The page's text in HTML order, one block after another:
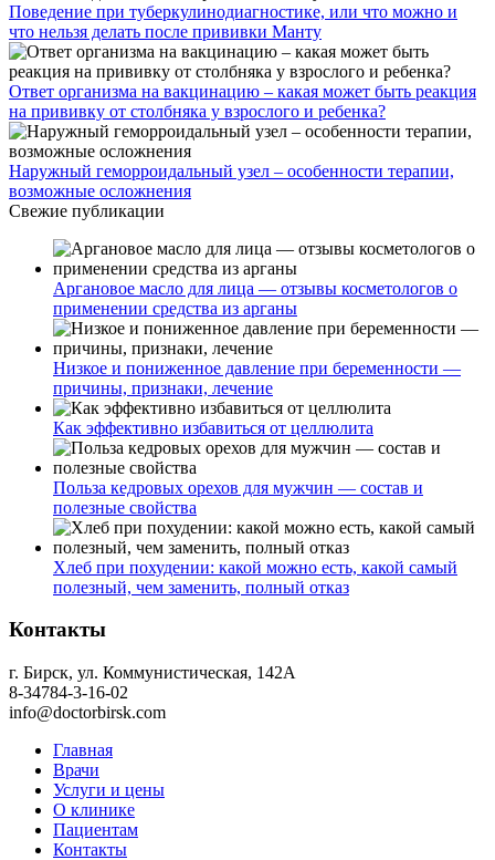
Поведение при туберкулинодиагностике, или что можно и
что нельзя делать после прививки Манту
Ответ организма на вакцинацию – какая может быть реакция
на прививку от столбняка у взрослого и ребенка?
Наружный геморроидальный узел – особенности терапии,
возможные осложнения
Свежие публикации
Аргановое масло для лица — отзывы косметологов о
применении средства из арганы
Низкое и пониженное давление при беременности —
причины, признаки, лечение
Как эффективно избавиться от целлюлита
Польза кедровых орехов для мужчин — состав и
полезные свойства
Хлеб при похудении: какой можно есть, какой самый
полезный, чем заменить, полный отказ
Контакты
г. Бирск, ул. Коммунистическая, 142А
8-34784-3-16-02
info@doctorbirsk.com
Главная
Врачи
Услуги и цены
О клинике
Пациентам
Контакты